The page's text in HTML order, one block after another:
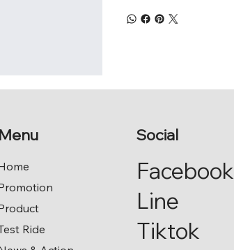
Ride
Menu
Facebook
Line
Tiktok
Social